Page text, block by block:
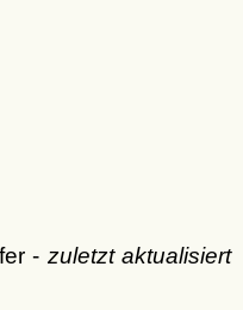
- zuletzt aktualisiert